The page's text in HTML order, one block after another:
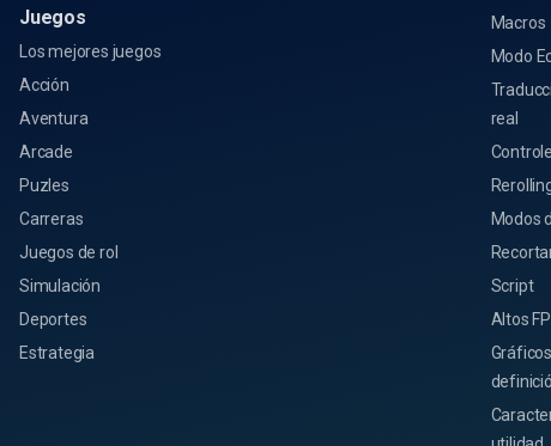
Juegos
Los mejores juegos
Acción
Aventura
Arcade
Puzles
Carreras
Juegos de rol
Simulación
Deportes
Estrategia
Macros
Modo
real
Modos
Script
Altos